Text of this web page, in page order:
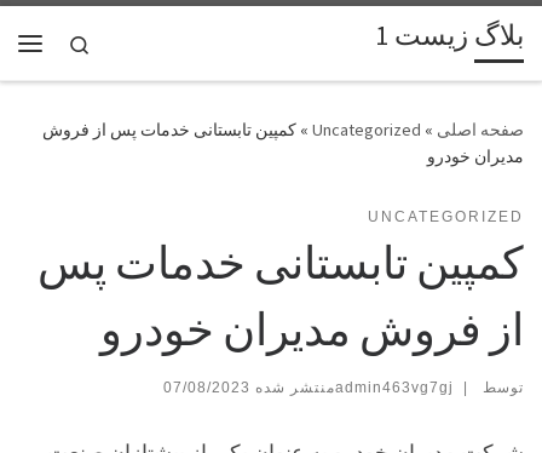
پرش به محتوا بلاگ زیست 1
Search
»
Uncategorized
» کمپین تابستانی خدمات پس از فروش
مدیران خودرو
UNCATEGORIZED
کمپین تابستانی خدمات پس
از فروش مدیران خودرو
توسط admin463vg7gj |
07/08/2023